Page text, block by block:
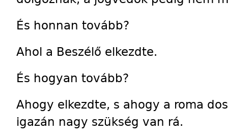
És honnan tovább?
Ahol a Beszélő elkezdte.
És hogyan tovább?
Ahogy elkezdte, s ahogy a roma
igazán nagy szükség van rá.